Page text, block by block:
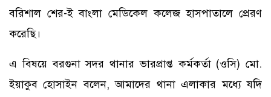
বরিশাল শের-ই বাংলা মেডিকেল কলেজ হাসপাতালে প্রেরণ
করেছি।
এ বিষয়ে বরগুনা সদর থানার ভারপ্রাপ্ত কর্মকর্তা (ওসি) মো.
ইয়াকুব হোসাইন বলেন, আমাদের থানা এলাকার মধ্যে যদি